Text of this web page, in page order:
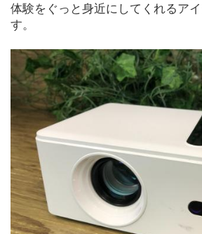
体験をぐっと身近にしてくれるア
す。